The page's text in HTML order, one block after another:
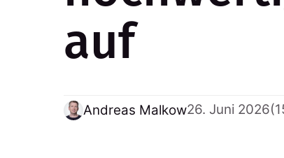
auf
Andreas Malkow26. Juni 2026